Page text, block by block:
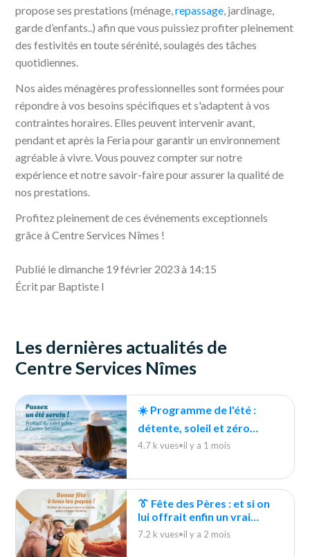
propose ses prestations (ménage,repassage, jardinage,
garde d’enfants..) afin que vous puissiez profiter pleinement
des festivités en toute sérénité, soulagés des tâches
quotidiennes.
Nos aides ménagères professionnelles sont formées pour
répondre à vos besoins spécifiques et s'adaptent à vos
contraintes horaires. Elles peuvent intervenir avant,
pendant et après la Feria pour garantir un environnement
agréable à vivre. Vous pouvez compter sur notre
expérience et notre savoir-faire pour assurer la qualité de
nos prestations.
Profitez pleinement de ces événements exceptionnels
grâce à Centre Services Nîmes !
Publié le dimanche 19 février 2023 à 14:15
Écrit par Baptiste I
Les dernières actualités de
Centre Services Nîmes
☀️ Programme de l'été :
détente, soleil et zéro
tâches ménagères !
4.7 k vues•il y a 1 mois
👔 Fête des Pères : et si on
lui offrait enfin un vrai
moment pour souffler ?
7.2 k vues•il y a 2 mois